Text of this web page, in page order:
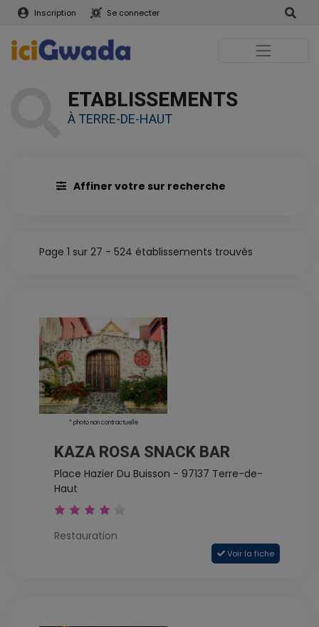
Inscription Se connecter
ETABLISSEMENTS
À TERRE-DE-HAUT
Affiner votre sur recherche
Page 1 sur 27 - 524 établissements trouvés
* photo non contractuelle
KAZA ROSA SNACK BAR
Place Hazier Du Buisson - 97137 Terre-de-
Haut
Restauration
Voir la fiche